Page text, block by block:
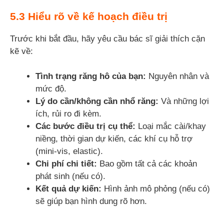
5.3 Hiểu rõ về kế hoạch điều trị
Trước khi bắt đầu, hãy yêu cầu bác sĩ giải thích cặn
kẽ về:
Tình trạng răng hô của bạn: Nguyên nhân và
mức độ.
Lý do cần/không cần nhổ răng: Và những lợi
ích, rủi ro đi kèm.
Các bước điều trị cụ thể: Loại mắc cài/khay
niềng, thời gian dự kiến, các khí cụ hỗ trợ
(mini-vis, elastic).
Chi phí chi tiết: Bao gồm tất cả các khoản
phát sinh (nếu có).
Kết quả dự kiến: Hình ảnh mô phỏng (nếu có)
sẽ giúp bạn hình dung rõ hơn.